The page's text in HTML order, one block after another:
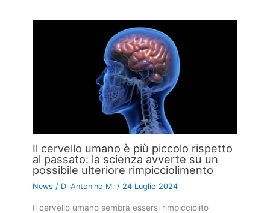
Il cervello umano è più piccolo rispetto
al passato: la scienza avverte su un
possibile ulteriore rimpicciolimento
News / DiAntonino M. / 24 Luglio 2024
Il cervello umano sembra essersi rimpicciolito